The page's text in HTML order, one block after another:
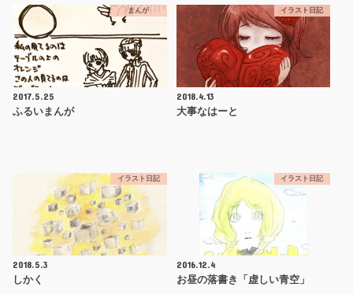
まんが
2017.5.25
ふるいまんが
イラスト日記
2018.4.13
大事なはーと
イラスト日記
2018.5.3
しかく
イラスト日記
2016.12.4
お昼の落書き「虚しい青空」